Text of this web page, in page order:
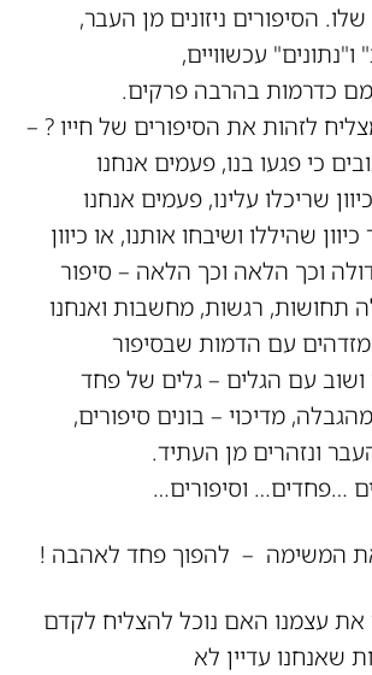
הסיפורים ניזונים מן העבר,
ו"נתונים" עכשוויים,
כדרמות בהרבה פרקים.
לזהות את הסיפורים של חייו ? –
כי פגעו בנו, פעמים אנחנו
שריכלו עלינו, פעמים אנחנו
שהיללו ושיבחו אותנו, או כיוון
וכך הלאה וכך הלאה – סיפור
תחושות, רגשות, מחשבות ואנחנו
עם הדמות שבסיפור
ושוב עם הגלים – גלים של פחד
מדיכוי – בונים סיפורים,
ונזהרים מן העתיד.
…פחדים… וסיפורים…
את המשימה – להפוך פחד לאהבה !
עצמנו האם נוכל להצליח לקדם
שאנחנו עדיין לא